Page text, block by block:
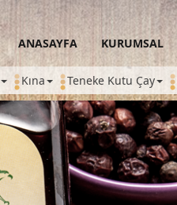
ANASAYFA KURUMSAL
Kına Teneke Kutu Çay